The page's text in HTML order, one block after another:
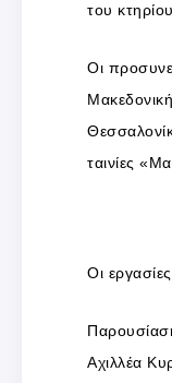
του
Οι
ταινίες
Οι
Αχιλλέα